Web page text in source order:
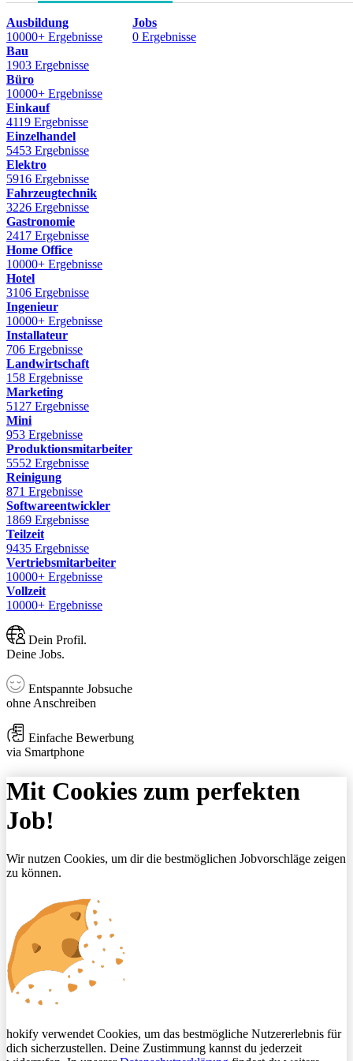
Ausbildung
10000+ Ergebnisse
Bau
1903 Ergebnisse
Büro
10000+ Ergebnisse
Einkauf
4119 Ergebnisse
Einzelhandel
5453 Ergebnisse
Elektro
5916 Ergebnisse
Fahrzeugtechnik
3226 Ergebnisse
Gastronomie
2417 Ergebnisse
Home Office
10000+ Ergebnisse
Hotel
3106 Ergebnisse
Ingenieur
10000+ Ergebnisse
Installateur
706 Ergebnisse
Landwirtschaft
158 Ergebnisse
Marketing
5127 Ergebnisse
Mini
953 Ergebnisse
Produktionsmitarbeiter
5552 Ergebnisse
Reinigung
871 Ergebnisse
Softwareentwickler
1869 Ergebnisse
Teilzeit
9435 Ergebnisse
Vertriebsmitarbeiter
10000+ Ergebnisse
Vollzeit
10000+ Ergebnisse
Jobs
0 Ergebnisse
Dein Profil.
Deine Jobs.
Entspannte Jobsuche
ohne Anschreiben
Einfache Bewerbung
via Smartphone
Mit Cookies zum perfekten
Job!
Wir nutzen Cookies, um dir die bestmöglichen Jobvorschläge zeigen
zu können.
hokify verwendet Cookies, um das bestmögliche Nutzererlebnis für
dich sicherzustellen. Deine Zustimmung kannst du jederzeit